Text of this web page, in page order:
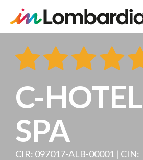
zum
Inhalt
C-
SPA
CIR: 097017-ALB-00001 | CIN: